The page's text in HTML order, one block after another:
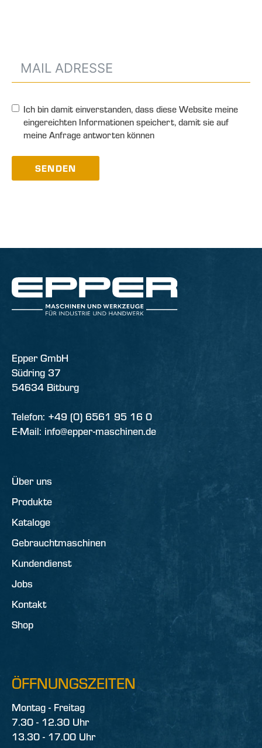
Ich bin damit einverstanden, dass diese Website meine
eingereichten Informationen speichert, damit sie auf
meine Anfrage antworten können
SENDEN
Epper GmbH
Südring 37
54634 Bitburg
Telefon: +49 (0) 6561 95 16 0
E-Mail: info@epper-maschinen.de
Über uns
Produkte
Kataloge
Gebrauchtmaschinen
Kundendienst
Jobs
Kontakt
Shop
ÖFFNUNGSZEITEN
Montag - Freitag
7.30 - 12.30 Uhr
13.30 - 17.00 Uhr